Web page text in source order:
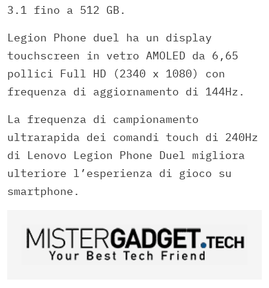
3.1 fino a 512 GB.
Legion Phone duel ha un display
touchscreen in vetro AMOLED da 6,65
pollici Full HD (2340 x 1080) con
frequenza di aggiornamento di 144Hz.
La frequenza di campionamento
ultrarapida dei comandi touch di 240Hz
di Lenovo Legion Phone Duel migliora
ulteriore l’esperienza di gioco su
smartphone.